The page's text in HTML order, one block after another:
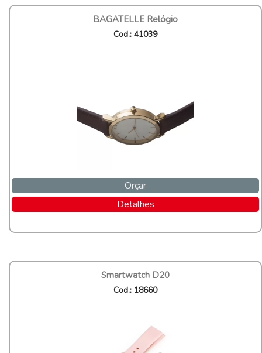
BAGATELLE Relógio
Cod.: 41039
Orçar
Detalhes
Smartwatch D20
Cod.: 18660